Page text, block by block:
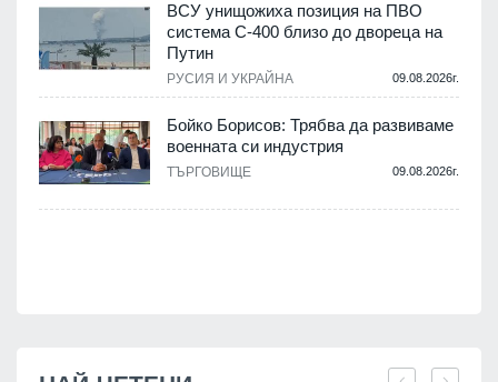
ВСУ унищожиха позиция на ПВО
система С-400 близо до двореца на
Путин
РУСИЯ И УКРАЙНА 09.08.2026г.
Бойко Борисов: Трябва да развиваме
военната си индустрия
ТЪРГОВИЩЕ 09.08.2026г.